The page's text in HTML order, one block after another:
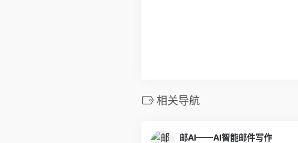
相关导航
邮AI——AI智能邮件写作